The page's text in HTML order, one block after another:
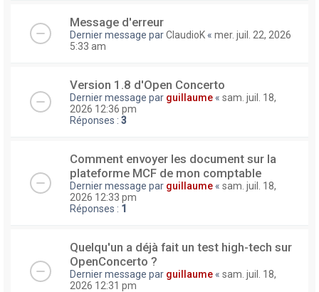
Message d'erreur
Dernier message parClaudioK « mer. juil. 22, 2026
5:33 am
Version 1.8 d'Open Concerto
Dernier message par guillaume « sam. juil. 18,
2026 12:36 pm
Réponses : 3
Comment envoyer les document sur la
plateforme MCF de mon comptable
Dernier message par guillaume « sam. juil. 18,
2026 12:33 pm
Réponses : 1
Quelqu'un a déjà fait un test high-tech sur
OpenConcerto ?
Dernier message par guillaume « sam. juil. 18,
2026 12:31 pm